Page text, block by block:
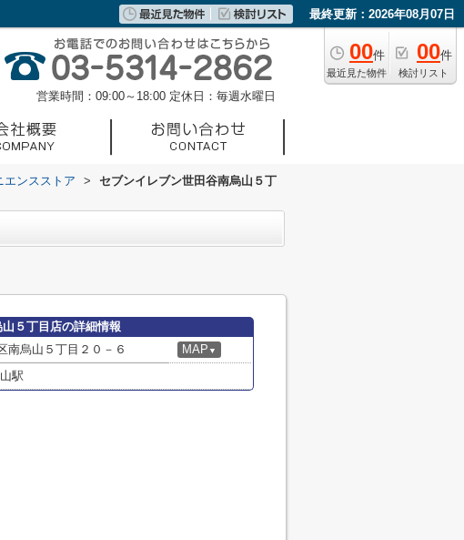
最終更新：2026年08月07日
00件
最近見た物件
00件
検討リスト
営業時間：09:00～18:00 定休日：毎週水曜日
エンスストア >
セブンイレブン世田谷南烏山５丁
５丁目店の詳細情報
南烏山５丁目２０－６ MAP ▼
駅